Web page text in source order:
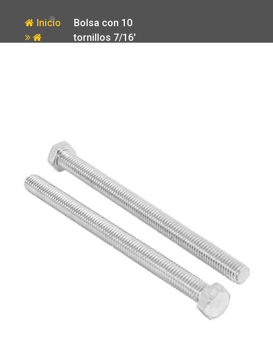
Inicio
Bolsa con 10
tornillos 7/16′